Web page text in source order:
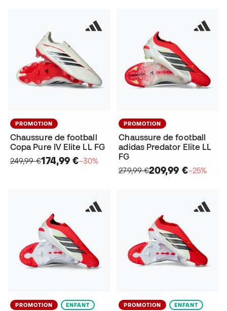
PROMOTION
Chaussure de football
Copa Pure IV Elite LL FG
249,99 €174,99 €−30%
PROMOTION
Chaussure de football
adidas Predator Elite LL
FG
279,99 €209,99 €−25%
PROMOTION ENFANT PROMOTION ENFANT